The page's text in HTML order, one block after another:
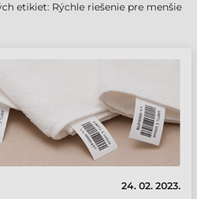
etikiet: Rýchle riešenie pre menšie
24. 02. 2023.